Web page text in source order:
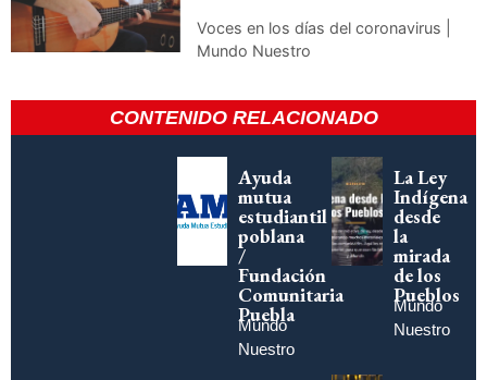
Voces en los días del coronavirus |
Mundo Nuestro
CONTENIDO RELACIONADO
Ayuda
mutua
estudiantil
poblana
/
Fundación
Comunitaria
Puebla
Mundo
Nuestro
La Ley
Indígena
desde
la
mirada
de los
Pueblos
Mundo
Nuestro